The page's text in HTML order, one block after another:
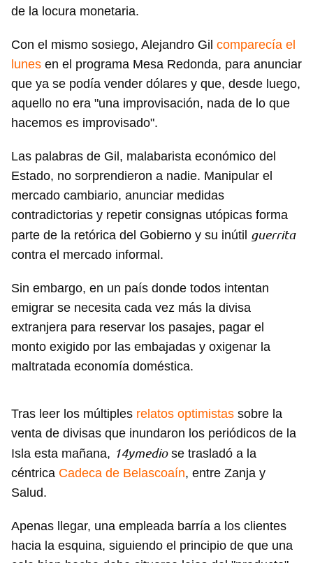
de la locura monetaria.
Con el mismo sosiego, Alejandro Gil comparecía el
lunes en el programa Mesa Redonda, para anunciar
que ya se podía vender dólares y que, desde luego,
aquello no era "una improvisación, nada de lo que
hacemos es improvisado".
Las palabras de Gil, malabarista económico del
Estado, no sorprendieron a nadie. Manipular el
mercado cambiario, anunciar medidas
contradictorias y repetir consignas utópicas forma
parte de la retórica del Gobierno y su inútil guerrita
contra el mercado informal.
Sin embargo, en un país donde todos intentan
emigrar se necesita cada vez más la divisa
extranjera para reservar los pasajes, pagar el
monto exigido por las embajadas y oxigenar la
maltratada economía doméstica.
Tras leer los múltiples relatos optimistas sobre la
venta de divisas que inundaron los periódicos de la
Isla esta mañana, 14ymediose trasladó a la
céntrica Cadeca de Belascoaín, entre Zanja y
Salud.
Apenas llegar, una empleada barría a los clientes
hacia la esquina, siguiendo el principio de que una